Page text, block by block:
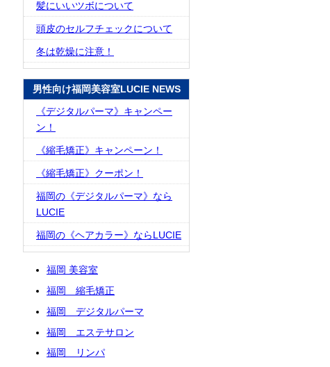
髪にいいツボについて
頭皮のセルフチェックについて
冬は乾燥に注意！
男性向け福岡美容室LUCIE NEWS
《デジタルパーマ》キャンペー
ン！
《縮毛矯正》キャンペーン！
《縮毛矯正》クーポン！
福岡の《デジタルパーマ》なら
LUCIE
福岡の《ヘアカラー》ならLUCIE
福岡 美容室
福岡 縮毛矯正
福岡 デジタルパーマ
福岡 エステサロン
福岡 リンパ